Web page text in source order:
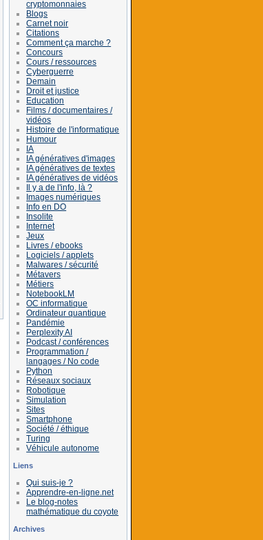
cryptomonnaies
Blogs
Carnet noir
Citations
Comment ça marche ?
Concours
Cours / ressources
Cyberguerre
Demain
Droit et justice
Education
Films / documentaires /
vidéos
Histoire de l'informatique
Humour
IA
IA génératives d'images
IA génératives de textes
IA génératives de vidéos
Il y a de l'info, là ?
Images numériques
Info en DO
Insolite
Internet
Jeux
Livres / ebooks
Logiciels / applets
Malwares / sécurité
Métavers
Métiers
NotebookLM
OC informatique
Ordinateur quantique
Pandémie
Perplexity AI
Podcast / conférences
Programmation /
langages / No code
Python
Réseaux sociaux
Robotique
Simulation
Sites
Smartphone
Société / éthique
Turing
Véhicule autonome
Liens
Qui suis-je ?
Apprendre-en-ligne.net
Le blog-notes
mathématique du coyote
Archives